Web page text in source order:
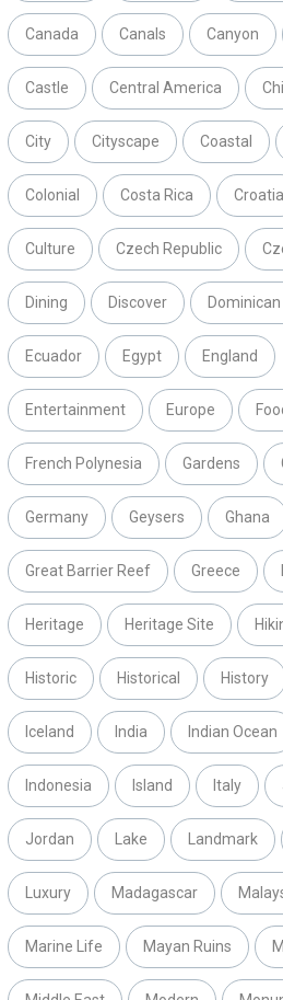
Canada Canals Canyon
Castle Central America
City Cityscape Coastal
Colonial Costa Rica Croatia
Culture Czech Republic
Dining Discover
Ecuador Egypt England
Entertainment Europe
French Polynesia Gardens
Germany Geysers Ghana
Great Barrier Reef Greece
Heritage Heritage Site
Historic Historical History
Iceland India Indian Ocean
Indonesia Island Italy
Jordan Lake Landmark
Luxury Madagascar
Marine Life Mayan Ruins